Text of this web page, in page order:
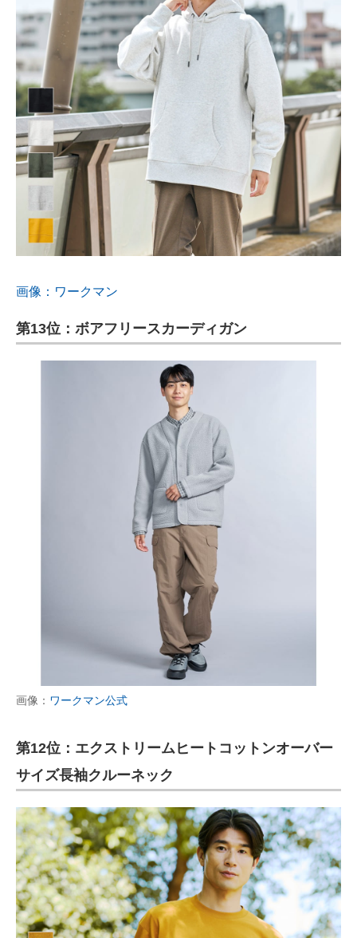
画像：ワークマン
第13位：ボアフリースカーディガン
画像： ワークマン公式
第12位：エクストリームヒートコットンオーバー
サイズ長袖クルーネック